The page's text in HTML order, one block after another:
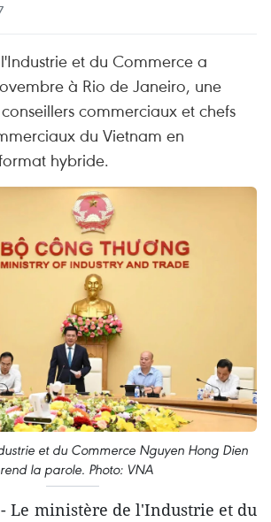
et du Commerce a
à Rio de Janeiro, une
commerciaux et chefs
du Vietnam en
hybride.
et du Commerce Nguyen Hong Dien
la parole. Photo: VNA
Le ministère de l'Industrie et du